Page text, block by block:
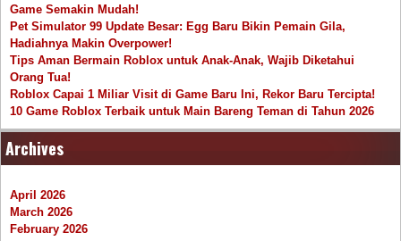
Game Semakin Mudah!
Pet Simulator 99 Update Besar: Egg Baru Bikin Pemain Gila,
Hadiahnya Makin Overpower!
Tips Aman Bermain Roblox untuk Anak-Anak, Wajib Diketahui
Orang Tua!
Roblox Capai 1 Miliar Visit di Game Baru Ini, Rekor Baru Tercipta!
10 Game Roblox Terbaik untuk Main Bareng Teman di Tahun 2026
Archives
April 2026
March 2026
February 2026